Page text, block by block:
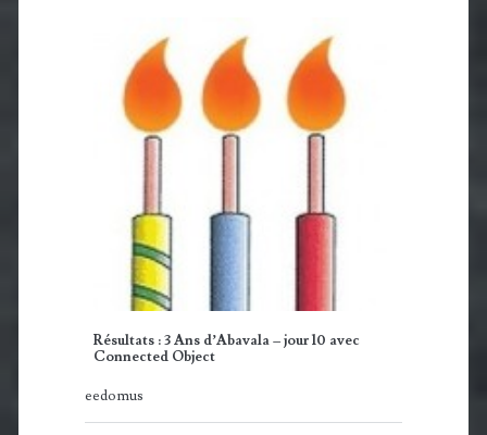
Résultats : 3 Ans d’Abavala – jour 10 avec
Connected Object
eedomus